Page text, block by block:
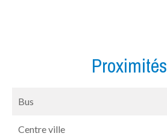
Proximités
Bus
Centre ville